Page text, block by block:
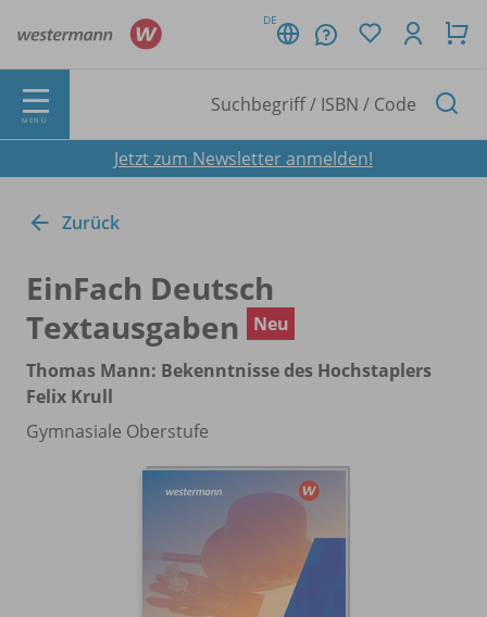
DE
MENÜ
Jetzt zum Newsletter anmelden!
Zurück
EinFach Deutsch
Textausgaben
Neu
Thomas Mann: Bekenntnisse des Hochstaplers
Felix Krull
Gymnasiale Oberstufe